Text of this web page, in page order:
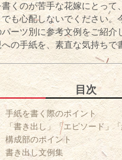
くのが苦手な花嫁にとって
でも心配しないでください
パーツ別に参考文例をご紹
への手紙を、素直な気持ちで
目次
手紙を書く際のポイント
「書き出し」「エピソード」
構成部のポイント
書き出し文例集